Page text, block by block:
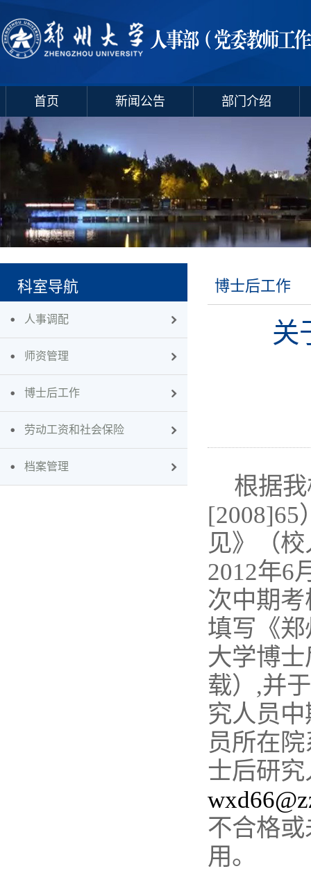
首页 新闻公告 部门介绍
科室导航
人事调配
师资管理
博士后工作
劳动工资和社会保险
档案管理
博士后工作
关
根据
[2008]65
见》（
2012年6
次中期
填写《
大学博
载） ,并于
究人员
员所在
士后研
不合格
用。